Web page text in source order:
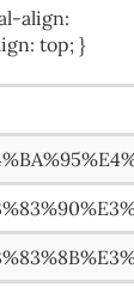
align:
top; }